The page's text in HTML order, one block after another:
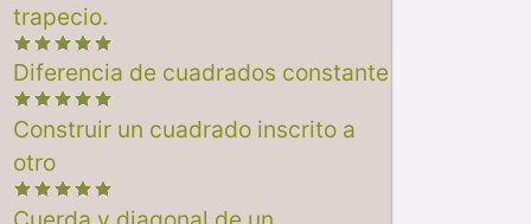
trapecio.
Diferencia de cuadrados constante
Construir un cuadrado inscrito a
otro